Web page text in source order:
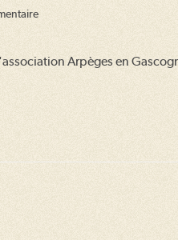
:
Arpèges en